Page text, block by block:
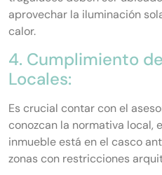
aprovechar la iluminación
calor.
4. Cumplimiento
Locales:
Es crucial contar con el
conozcan la normativa local,
inmueble está en el casco
zonas con restricciones